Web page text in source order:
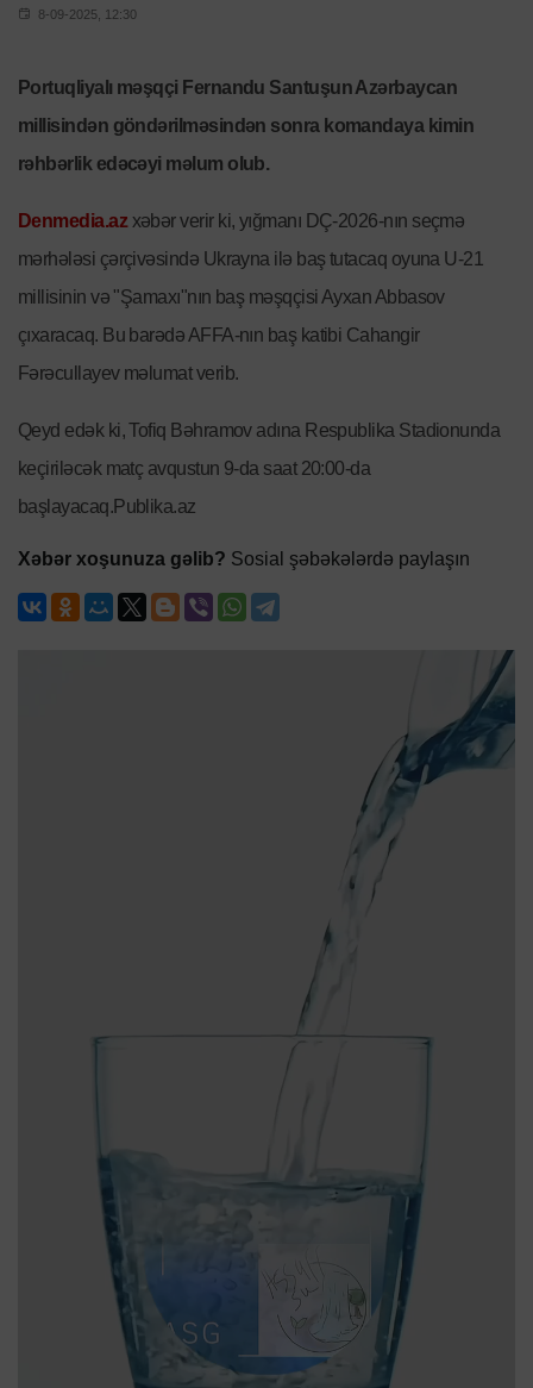
8-09-2025, 12:30
Portuqliyalı məşqçi Fernandu Santuşun Azərbaycan
millisindən göndərilməsindən sonra komandaya kimin
rəhbərlik edəcəyi məlum olub.
Denmedia.az xəbər verir ki, yığmanı DÇ-2026-nın seçmə
mərhələsi çərçivəsində Ukrayna ilə baş tutacaq oyuna U-21
millisinin və "Şamaxı"nın baş məşqçisi Ayxan Abbasov
çıxaracaq. Bu barədə AFFA-nın baş katibi Cahangir
Fərəcullayev məlumat verib.
Qeyd edək ki, Tofiq Bəhramov adına Respublika Stadionunda
keçiriləcək matç avqustun 9-da saat 20:00-da
başlayacaq.Publika.az
Xəbər xoşunuza gəlib? Sosial şəbəkələrdə paylaşın